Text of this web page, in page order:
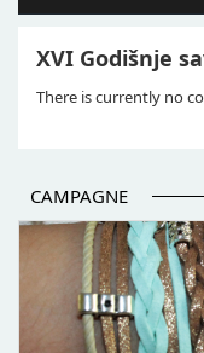
XVI Godišnje
There is currently no
CAMPAGNE